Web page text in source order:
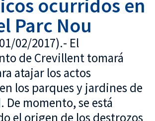
ocurridos en
Parc Nou
02/2017).- El
de Crevillent tomará
atajar los actos
los parques y jardines de
De momento, se está
el origen de los destrozos